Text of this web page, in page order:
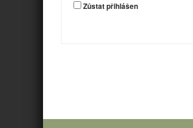
Zůstat přihlášen